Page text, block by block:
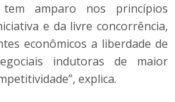
amparo nos princípios
e da livre concorrência,
econômicos a liberdade de
indutoras de maior
explica.